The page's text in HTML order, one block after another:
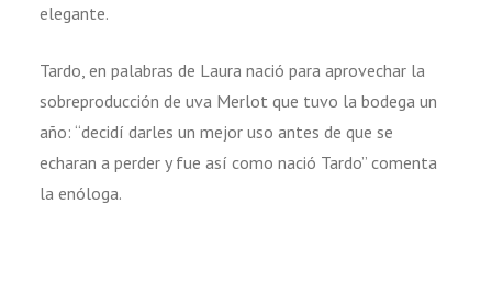
elegante.
Tardo, en palabras de Laura nació para aprovechar la
sobreproducción de uva Merlot que tuvo la bodega un
año: “decidí darles un mejor uso antes de que se
echaran a perder y fue así como nació Tardo” comenta
la enóloga.